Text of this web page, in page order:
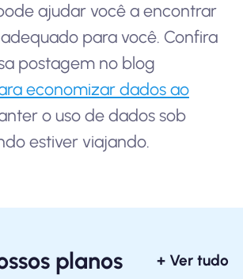
ajudar você a encontrar
para você. Confira
postagem no blog
economizar dados ao
o uso de dados sob
estiver viajando.
planos + Ver tudo